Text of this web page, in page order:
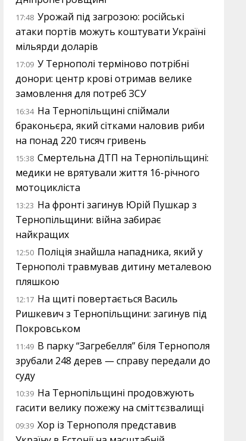
17:48 Урожай під загрозою: російські
атаки портів можуть коштувати Україні
мільярди доларів
17:09 У Тернополі терміново потрібні
донори: центр крові отримав велике
замовлення для потреб ЗСУ
16:34 На Тернопільщині спіймали
браконьєра, який сітками наловив риби
на понад 220 тисяч гривень
15:38 Смертельна ДТП на Тернопільщині:
медики не врятували життя 16-річного
мотоцикліста
13:23 На фронті загинув Юрій Пушкар з
Тернопільщини: війна забирає
найкращих
12:50 Поліція знайшла нападника, який у
Тернополі травмував дитину металевою
пляшкою
12:17 На щиті повертається Василь
Ришкевич з Тернопільщини: загинув під
Покровськом
11:49 В парку “Загребелля” біля Тернополя
зрубали 248 дерев — справу передали до
суду
10:39 На Тернопільщині продовжують
гасити велику пожежу на сміттєзвалищі
09:39 Хор із Тернополя представив